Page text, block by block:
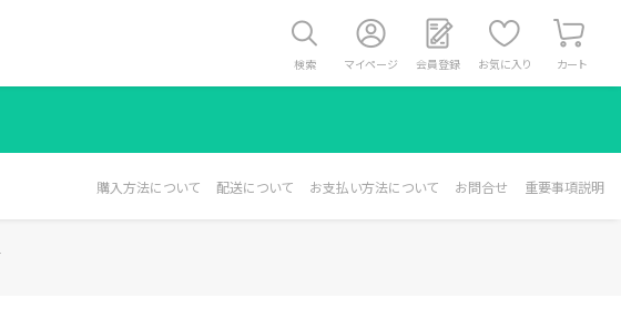
検索 マイページ 会員登録 お気に入り カート
購入方法について 配送について お支払い方法について お問合せ 重要事項説明